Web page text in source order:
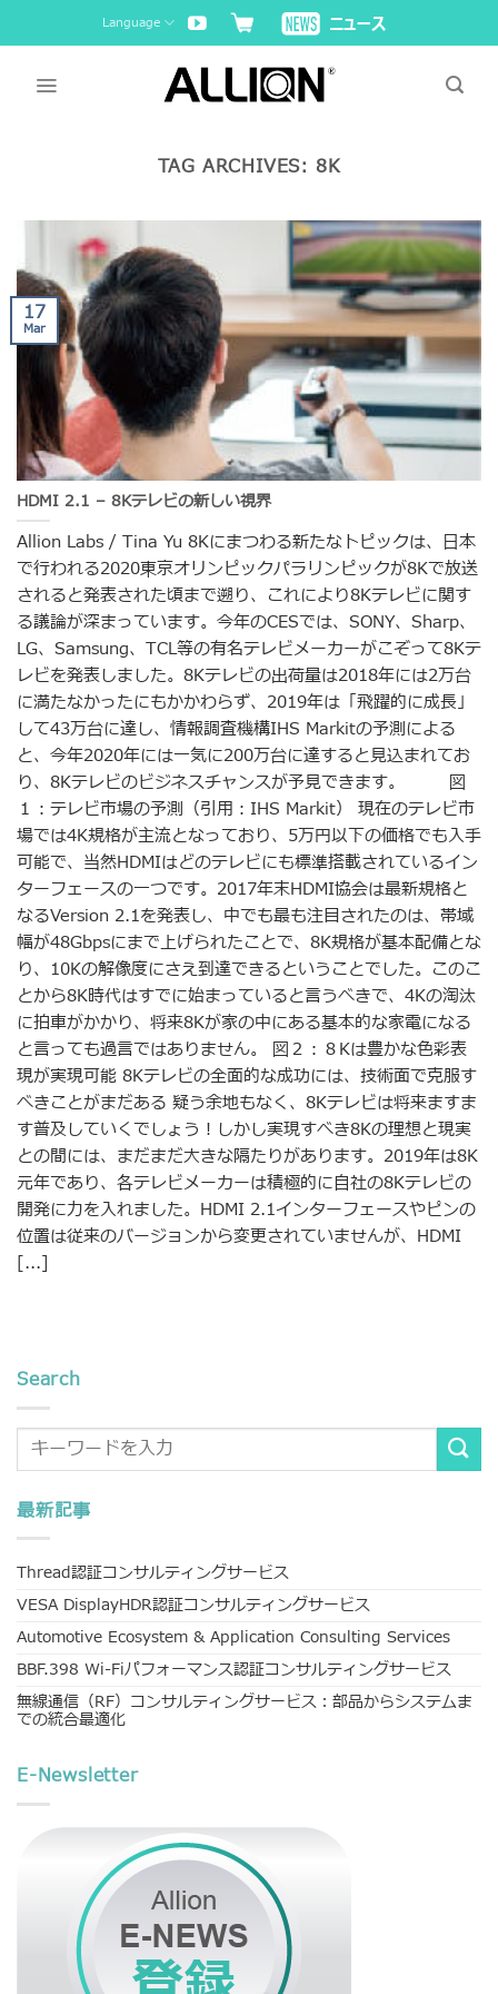
to
Language
TAG ARCHIVES: 8K
HDMI 2.1 – 8Kテレビの新しい視界
Allion Labs / Tina Yu 8Kにまつわる新たなトピックは、日本
で行われる2020東京オリンピックパラリンピックが8Kで放送
されると発表された頃まで遡り、これにより8Kテレビに関す
る議論が深まっています。今年のCESでは、SONY、Sharp、
LG、Samsung、TCL等の有名テレビメーカーがこぞって8Kテ
レビを発表しました。8Kテレビの出荷量は2018年には2万台
に満たなかったにもかかわらず、2019年は「飛躍的に成長」
して43万台に達し、情報調査機構IHS Markitの予測による
と、今年2020年には一気に200万台に達すると見込まれてお
り、8Kテレビのビジネスチャンスが予見できます。 図
１：テレビ市場の予測（引用：IHS Markit） 現在のテレビ市
場では4K規格が主流となっており、5万円以下の価格でも入手
可能で、当然HDMIはどのテレビにも標準搭載されているイン
ターフェースの一つです。2017年末HDMI協会は最新規格と
なるVersion 2.1を発表し、中でも最も注目されたのは、帯域
幅が48Gbpsにまで上げられたことで、8K規格が基本配備とな
り、10Kの解像度にさえ到達できるということでした。このこ
とから8K時代はすでに始まっていると言うべきで、4Kの淘汰
に拍車がかかり、将来8Kが家の中にある基本的な家電になる
と言っても過言ではありません。 図２：８Kは豊かな色彩表
現が実現可能 8Kテレビの全面的な成功には、技術面で克服す
べきことがまだある 疑う余地もなく、8Kテレビは将来ますま
す普及していくでしょう！しかし実現すべき8Kの理想と現実
との間には、まだまだ大きな隔たりがあります。2019年は8K
元年であり、各テレビメーカーは積極的に自社の8Kテレビの
開発に力を入れました。HDMI 2.1インターフェースやピンの
位置は従来のバージョンから変更されていませんが、HDMI
[...]
17
Mar
Search
最新記事
Thread認証コンサルティングサービス
VESA DisplayHDR認証コンサルティングサービス
Automotive Ecosystem & Application Consulting Services
BBF.398 Wi-Fiパフォーマンス認証コンサルティングサービス
無線通信（RF）コンサルティングサービス：部品からシステムま
での統合最適化
E-Newsletter